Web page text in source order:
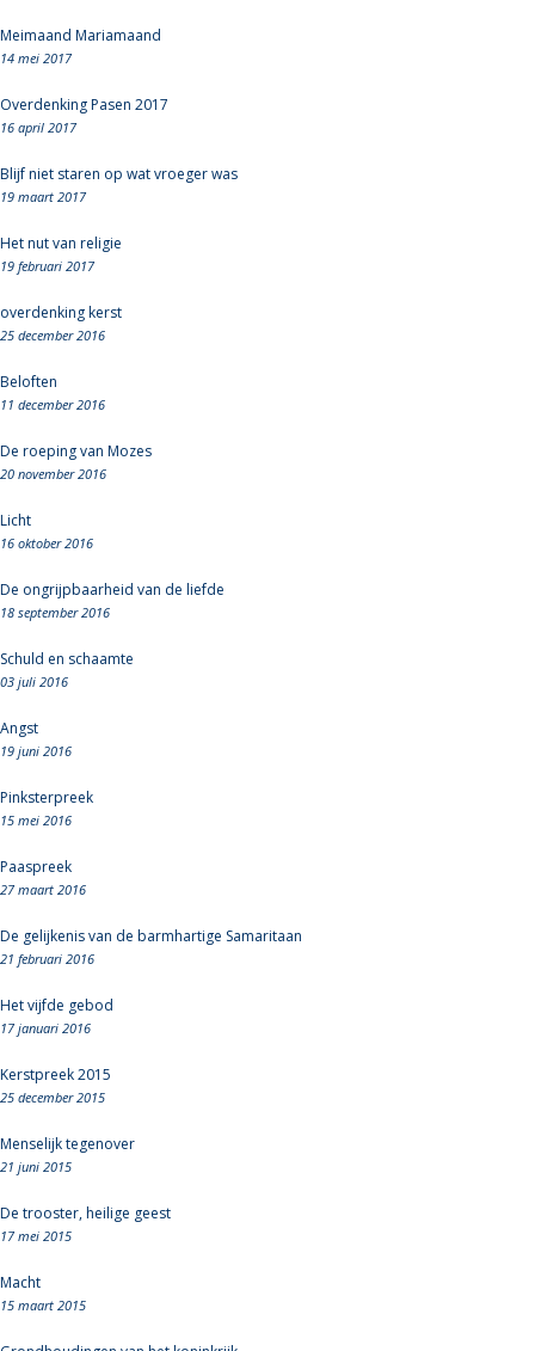
Meimaand Mariamaand
14 mei 2017
Overdenking Pasen 2017
16 april 2017
Blijf niet staren op wat vroeger was
19 maart 2017
Het nut van religie
19 februari 2017
overdenking kerst
25 december 2016
Beloften
11 december 2016
De roeping van Mozes
20 november 2016
Licht
16 oktober 2016
De ongrijpbaarheid van de liefde
18 september 2016
Schuld en schaamte
03 juli 2016
Angst
19 juni 2016
Pinksterpreek
15 mei 2016
Paaspreek
27 maart 2016
De gelijkenis van de barmhartige Samaritaan
21 februari 2016
Het vijfde gebod
17 januari 2016
Kerstpreek 2015
25 december 2015
Menselijk tegenover
21 juni 2015
De trooster, heilige geest
17 mei 2015
Macht
15 maart 2015